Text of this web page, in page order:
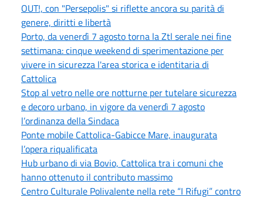
OUT!, con "Persepolis" si riflette ancora su parità di
genere, diritti e libertà
Porto, da venerdì 7 agosto torna la Ztl serale nei fine
settimana: cinque weekend di sperimentazione per
vivere in sicurezza l'area storica e identitaria di
Cattolica
Stop al vetro nelle ore notturne per tutelare sicurezza
e decoro urbano, in vigore da venerdì 7 agosto
l’ordinanza della Sindaca
Ponte mobile Cattolica-Gabicce Mare, inaugurata
l’opera riqualificata
Hub urbano di via Bovio, Cattolica tra i comuni che
hanno ottenuto il contributo massimo
Centro Culturale Polivalente nella rete “I Rifugi” contro